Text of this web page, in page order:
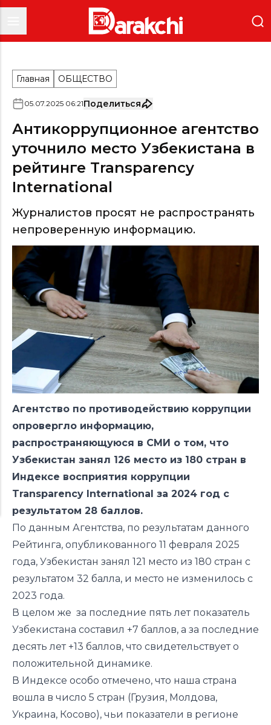
Главная ОБЩЕСТВО
05.07.2025 06:21Поделиться
Антикоррупционное агентство
уточнило место Узбекистана в
рейтинге Transparency
International
Журналистов просят не распространять
непроверенную информацию.
Агентство по противодействию коррупции
опровергло информацию,
распространяющуюся в СМИ о том, что
Узбекистан занял 126 место из 180 стран в
Индексе восприятия коррупции
Transparency International за 2024 год с
результатом 28 баллов.
По данным Агентства, по результатам данного
Рейтинга, опубликованного 11 февраля 2025
года, Узбекистан занял 121 место из 180 стран с
результатом 32 балла, и место не изменилось с
2023 года.
В целом же за последние пять лет показатель
Узбекистана составил +7 баллов, а за последние
десять лет +13 баллов, что свидетельствуето
положительной динамике.
В Индексе особо отмечено, что наша страна
вошла в число 5 стран (Грузия, Молдова,
Украина, Косово), чьи показатели в регионе